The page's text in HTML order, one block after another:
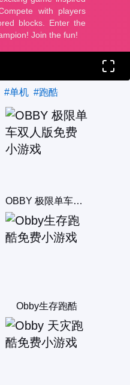
#单机 #跑酷
OBBY 极限单车双人版
Obby生存跑酷